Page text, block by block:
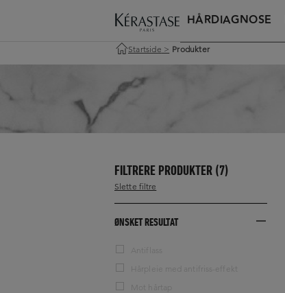
HÅRDIAGNOSE
Startside > Produkter
FILTRERE PRODUKTER (7)
Slette filtre
ØNSKET RESULTAT
Antiflass
Hårpleie med antifriss-effekt
Mot hårtap